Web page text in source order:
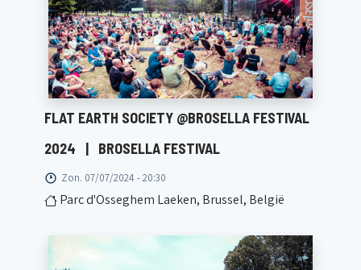
FLAT EARTH SOCIETY @BROSELLA FESTIVAL
2024
| BROSELLA FESTIVAL
Zon. 07/07/2024 - 20:30
Parc d'Osseghem Laeken, Brussel, België